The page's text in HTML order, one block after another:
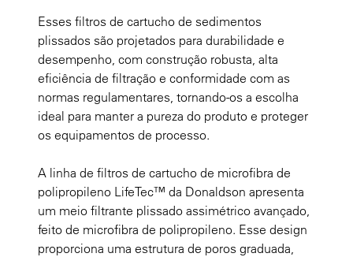
Esses filtros de cartucho de sedimentos
plissados são projetados para durabilidade e
desempenho, com construção robusta, alta
eficiência de filtração e conformidade com as
normas regulamentares, tornando-os a escolha
ideal para manter a pureza do produto e proteger
os equipamentos de processo.
A linha de filtros de cartucho de microfibra de
polipropileno LifeTec™ da Donaldson apresenta
um meio filtrante plissado assimétrico avançado,
feito de microfibra de polipropileno. Esse design
proporciona uma estrutura de poros graduada,